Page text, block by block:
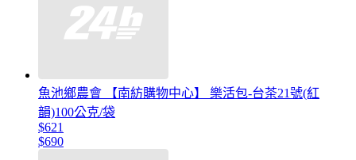
魚池鄉農會 【南紡購物中心】 樂活包-台茶21號(紅
韻)100公克/袋
$621
$690